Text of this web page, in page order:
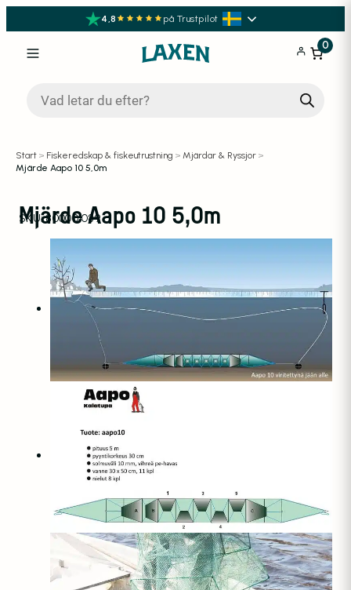
4,8 på Trustpilot
0
Start > Fiskeredskap & fiskeutrustning > Mjärdar & Ryssjor >
Mjärde Aapo 10 5,0m
Mjärde Aapo 10 5,0m
SKU:800001089